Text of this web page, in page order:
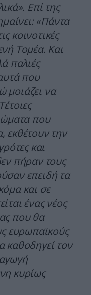
Επί της
«Πάντα
κοινοτικές
Τομέα. Και
παλιές
που
μοιάζει να
που
εκθέτουν την
και
πήραν τους
επειδή τα
και σε
ένας νέος
που θα
ευρωπαϊκούς
καθοδηγεί τον
κυρίως